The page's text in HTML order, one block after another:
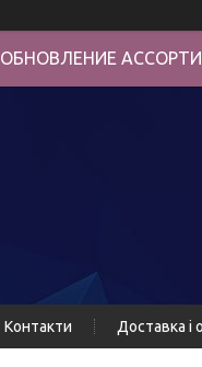
ОБНОВЛЕНИЕ
Контакти Доставка і